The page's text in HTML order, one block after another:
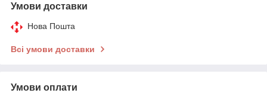
Умови доставки
Нова Пошта
Всі умови доставки
Умови оплати